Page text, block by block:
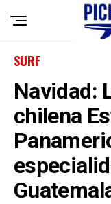
SURF
Navidad:
chilena